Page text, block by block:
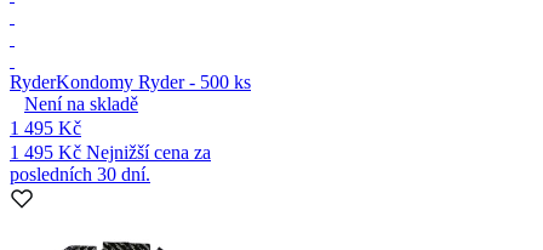
RyderKondomy Ryder - 500 ks
Není na skladě
1 495 Kč
1 495 Kč Nejnižší cena za
posledních 30 dní.